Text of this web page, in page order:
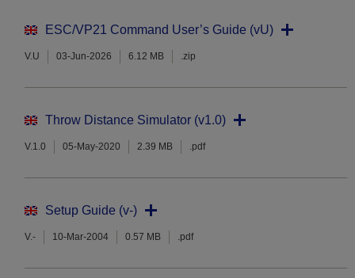
ESC/VP21 Command User’s Guide (vU)
V.U 03-Jun-2026 6.12 MB .zip
Throw Distance Simulator (v1.0)
V.1.0 05-May-2020 2.39 MB .pdf
Setup Guide (v-)
V.- 10-Mar-2004 0.57 MB .pdf